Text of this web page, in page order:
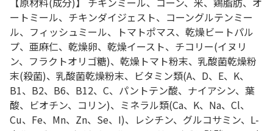
ートミール、チキンダイジェスト、コーングルテンミー
ル、フィッシュミール、トマトポマス、乾燥ビートパル
プ、亜麻仁、乾燥卵、乾燥イースト、チコリー(イヌリ
ン、フラクトオリゴ糖)、乾燥トマト粉末、乳酸菌乾燥粉
末(殺菌)、乳酸菌乾燥粉末、ビタミン類(A、D、E、K、
B1、B2、B6、B12、C、パントテン酸、ナイアシン、葉
酸、ビオチン、コリン)、ミネラル類(Ca、K、Na、Cl、
Cu、Fe、Mn、Zn、Se、I)、レシチン、グルコサミン、L-